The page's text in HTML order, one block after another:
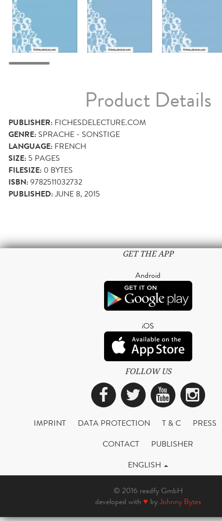
Product Details
PUBLISHER: FICHESDELECTURE.COM
GENRE: SPRACHE - SONSTIGE
LANGUAGE: FRENCH
SIZE: 5 PAGES
FILESIZE: 0 BYTES
ISBN:9782511032732
PUBLISHED:JUNE 8, 2015
GET THE APP
Android
iOS
FOLLOW US
Facebook
Twitter
IMPRINT DATA PROTECTION T & C
PRESS
CONTACT
PUBLISHER
ENGLISH
© 2016 readfy GmbH
developed with ♥ byJohnny Bytes